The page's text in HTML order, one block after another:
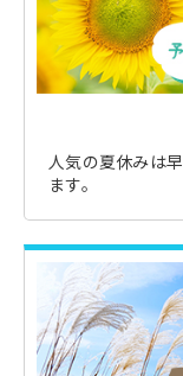
人気の夏休みは
ます。